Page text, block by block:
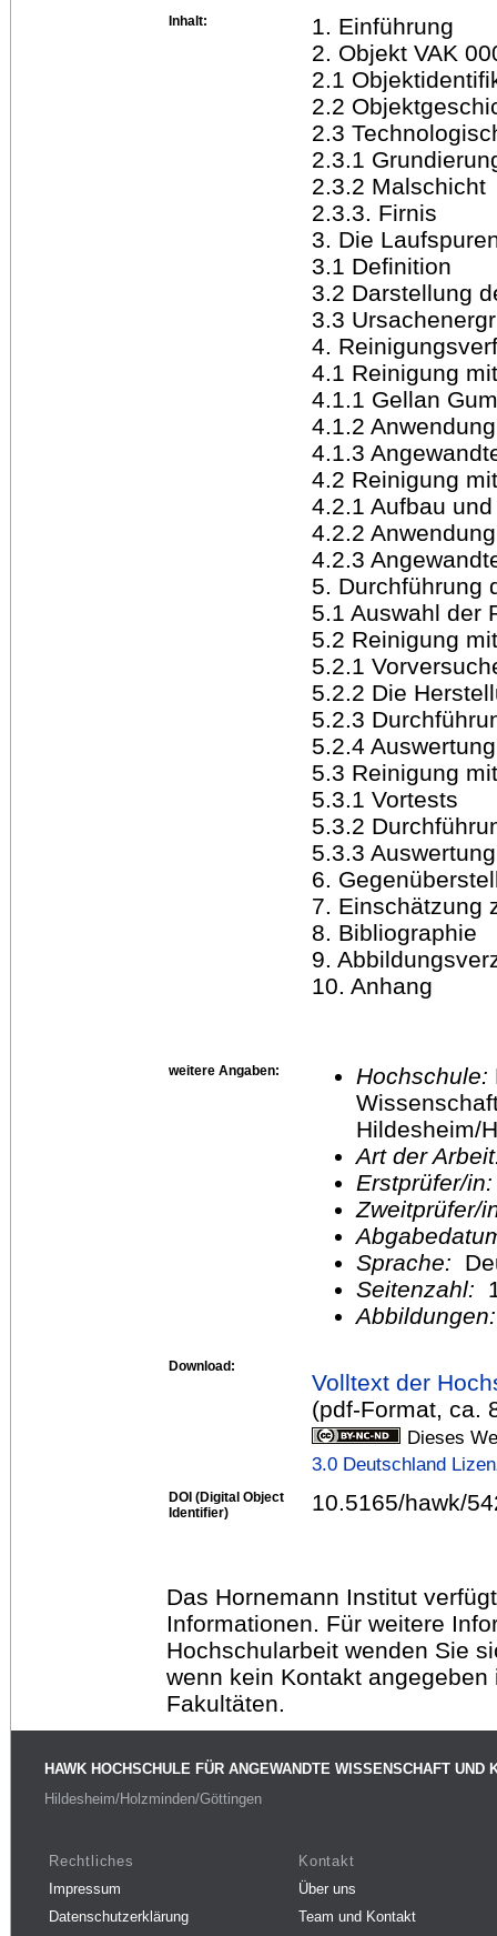
Inhalt:
1. Einführung
2. Objekt VAK
2.1
2.2
2.3
2.3.1
2.3.2 Malschicht
2.3.3. Firnis
3. Die
3.1 Definition
3.2 Darstellung
3.3
4.
4.1 Reinigung
4.1.1 Gellan Gum
4.1.2
4.1.3
4.2 Reinigung
4.2.1 Aufbau
4.2.2
4.2.3
5. Durchführung
5.1 Auswahl der
5.2 Reinigung
5.2.1
5.2.2 Die
5.2.3
5.2.4
5.3 Reinigung
5.3.1 Vortests
5.3.2
5.3.3
6.
7. Einschätzung
8. Bibliographie
9.
10. Anhang
weitere Angaben: Hochschule:
Hildesheim/
Art der
Erstprüfer/
Sprache:
Seitenzahl:
Download:
Volltext der
(pdf-Format, ca.
Dieses
3.0 Deutschland
DOI (Digital Object
Identifier)
10.5165/hawk/
Das Hornemann Institut
Informationen. Für weitere
Hochschularbeit wenden Sie
wenn kein Kontakt
Fakultäten.
HAWK HOCHSCHULE FÜR ANGEWANDTE WISSENSCHAFT UND
Hildesheim/Holzminden/Göttingen
Rechtliches
Impressum
Datenschutzerklärung
Kontakt
Über uns
Team und Kontakt